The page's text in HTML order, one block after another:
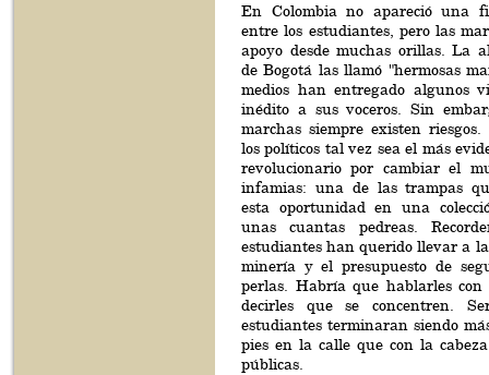
En Colombia no apareció una
entre los estudiantes, pero las
apoyo desde muchas orillas. La
de Bogotá las llamó "hermosas
medios han entregado algunos
inédito a sus voceros. Sin
marchas siempre existen
los políticos tal vez sea el más
revolucionario por cambiar el
infamias: una de las trampas
esta oportunidad en una
unas cuantas pedreas.
estudiantes han querido llevar a
minería y el presupuesto de
perlas. Habría que hablarles
decirles que se concentren.
estudiantes terminaran siendo
pies en la calle que con la
públicas.